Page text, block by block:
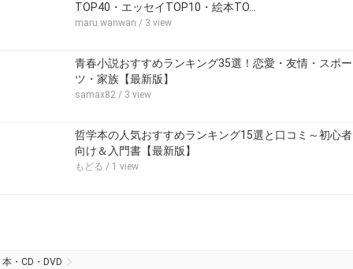
TOP40・エッセイTOP10・絵本TO…
maru.wanwan / 3 view
青春小説おすすめランキング35選！恋愛・友情・スポー
ツ・家族【最新版】
samax82 / 3 view
哲学本の人気おすすめランキング15選と口コミ～初心者
向け＆入門書【最新版】
もどる / 1 view
本・CD・DVD